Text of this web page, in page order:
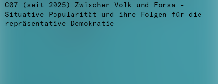
C07 (seit 2025) Zwischen Volk und Forsa –
Situative Popularität und ihre Folgen für die
repräsentative Demokratie